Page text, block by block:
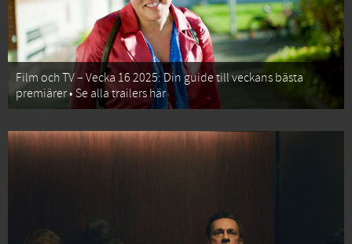
Film och TV – Vecka 16 2025: Din guide till veckans bästa
premiärer • Se alla trailers här